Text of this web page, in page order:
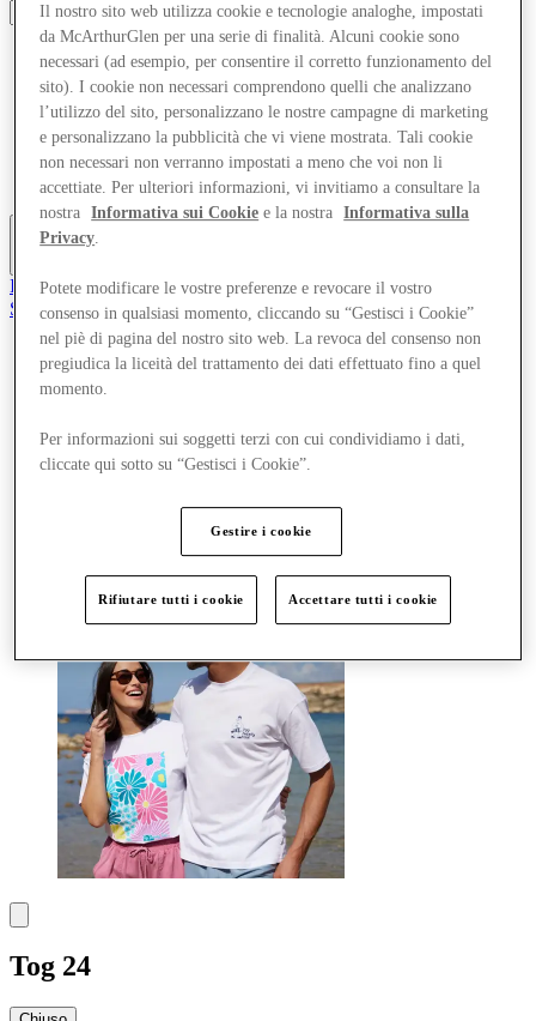
Negozi
Offerte
Pianifica la tua visita
Cosa c'è in programma
Mangia e Bevi
Gift Card
Servizi
Il Club
Salvata
Negozi
Offerte
Cosa c'è in programma
Mangia e Bevi
Gift Card
Tog 24
Il nostro sito web utilizza cookie e tecnologie analoghe, impostati
da McArthurGlen per una serie di finalità. Alcuni cookie sono
necessari (ad esempio, per consentire il corretto funzionamento del
sito). I cookie non necessari comprendono quelli che analizzano
l’utilizzo del sito, personalizzano le nostre campagne di marketing
e personalizzano la pubblicità che vi viene mostrata. Tali cookie
non necessari non verranno impostati a meno che voi non li
accettiate. Per ulteriori informazioni, vi invitiamo a consultare la
nostra
Informativa sui Cookie e la nostra
Informativa sulla
Privacy.
Potete modificare le vostre preferenze e revocare il vostro
consenso in qualsiasi momento, cliccando su “Gestisci i Cookie”
nel piè di pagina del nostro sito web. La revoca del consenso non
pregiudica la liceità del trattamento dei dati effettuato fino a quel
momento.
Per informazioni sui soggetti terzi con cui condividiamo i dati,
cliccate qui sotto su “Gestisci i Cookie”.
Gestire i cookie
Rifiutare tutti i cookie Accettare tutti i cookie